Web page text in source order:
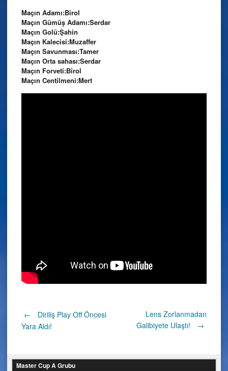
Maçın Adamı:Birol
Maçın Gümüş Adamı:Serdar
Maçın Golü:Şahin
Maçın Kalecisi:Muzaffer
Maçın Savunması:Tamer
Maçın Orta sahası:Serdar
Maçın Forveti:Birol
Maçın Centilmeni:Mert
Post
←
Diriliş Play Off Öncesi
Yara Aldı!
Lens Zorlanmadan
Galibiyete Ulaştı!
→
Master Cup A Grubu